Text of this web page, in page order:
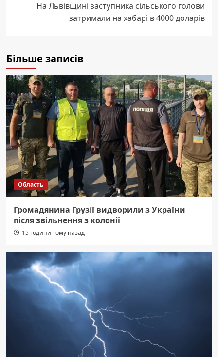
На Львівщині заступника сільського голови
затримали на хабарі в 4000 доларів
Більше записів
Область
Громадянина Грузії видворили з України
після звільнення з колонії
15 години тому назад